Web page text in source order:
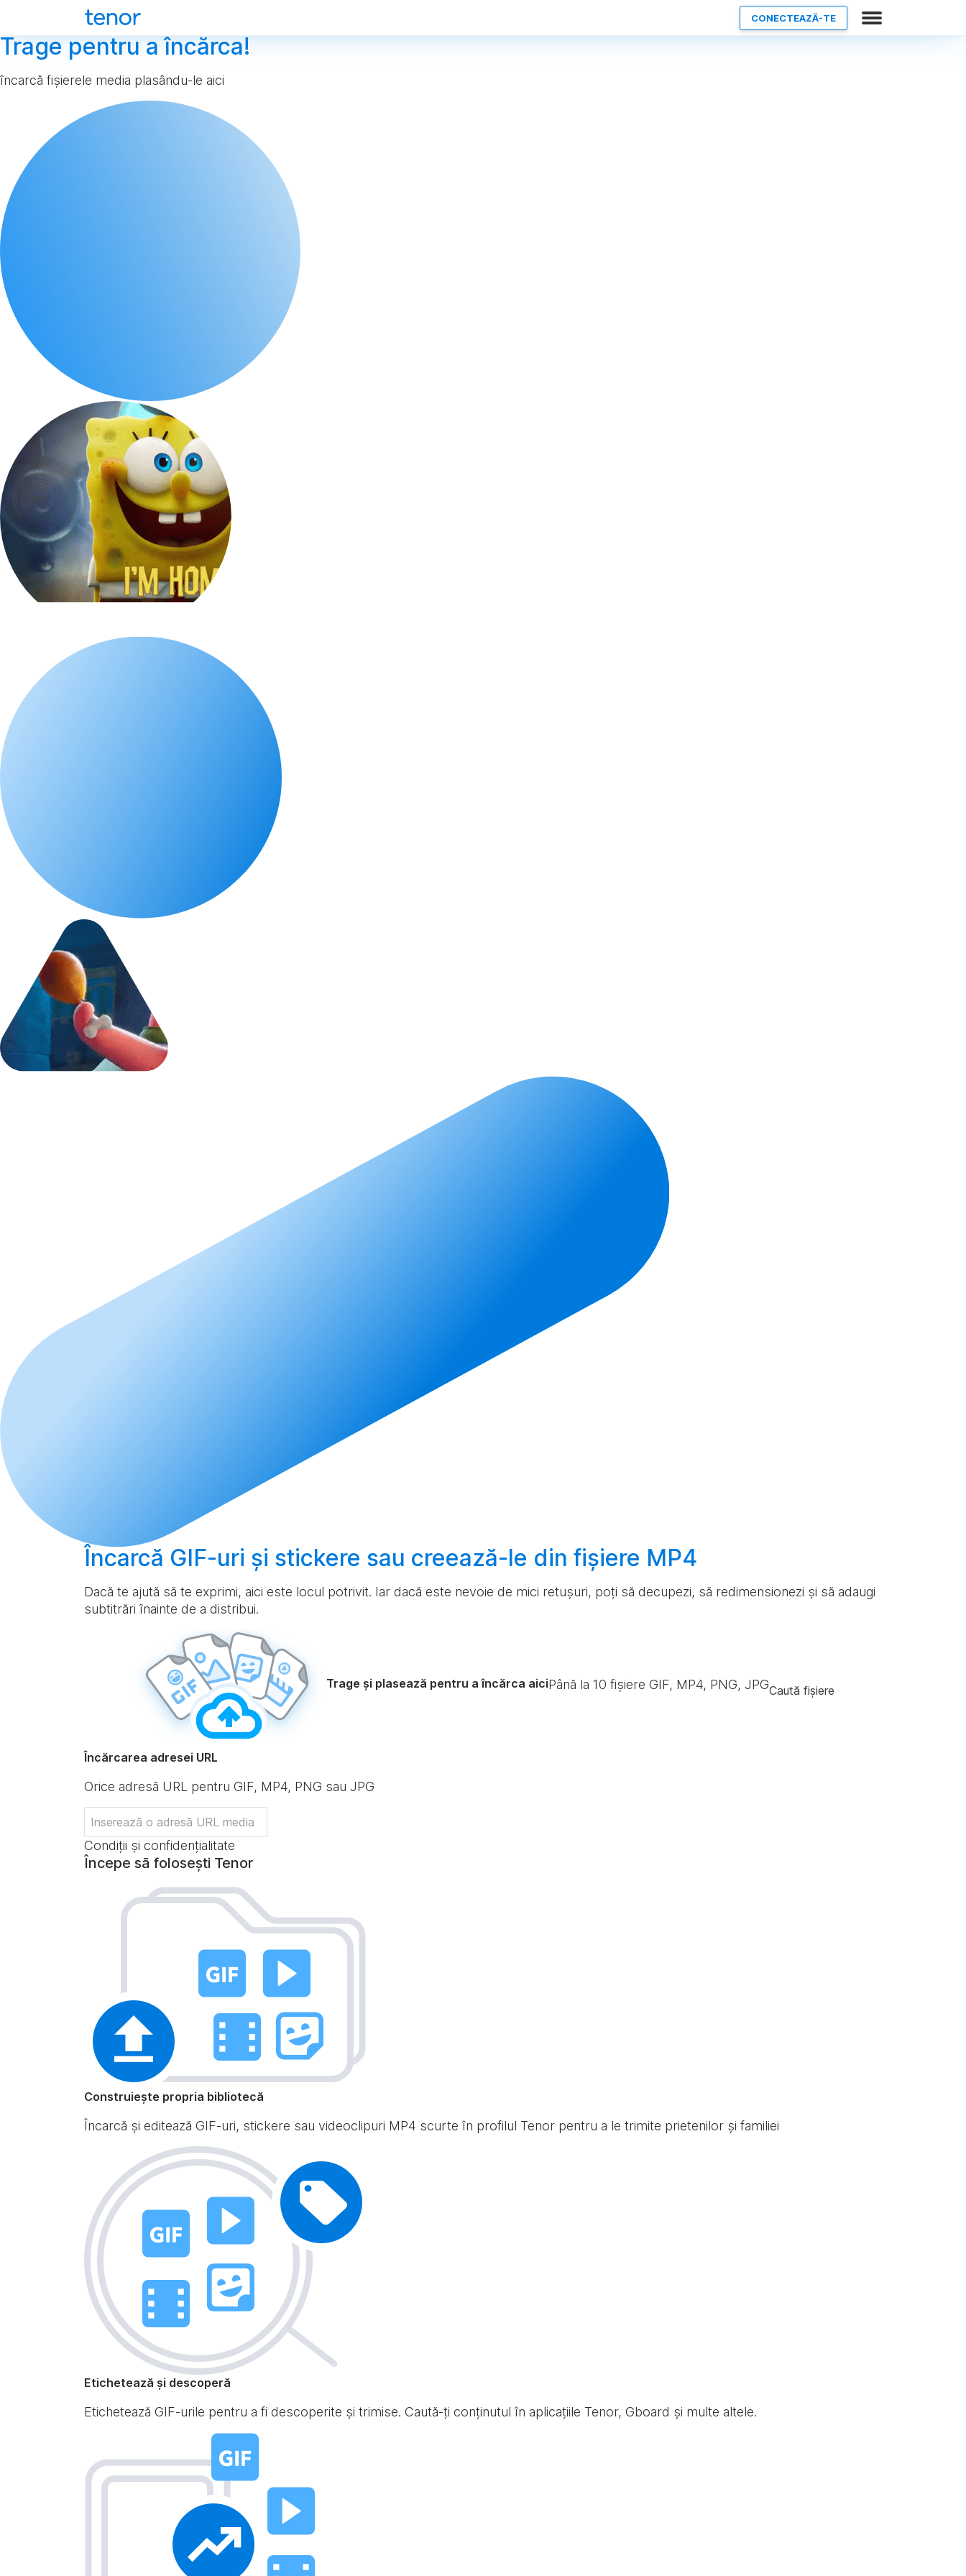
CONECTEAZĂ-TE
Trage pentru a încărca!
încarcă fișierele media plasându-le aici
Încarcă GIF-uri și stickere sau creează-le din fișiere MP4
Dacă te ajută să te exprimi, aici este locul potrivit. Iar dacă este nevoie de mici retușuri, poți să decupezi, să redimensionezi și să adaugi
subtitrări înainte de a distribui.
Trage și plasează pentru a încărca aiciPână la 10 fișiere GIF, MP4, PNG, JPGCaută fișiere
Încărcarea adresei URL
Orice adresă URL pentru GIF, MP4, PNG sau JPG
Condiții și confidențialitate
Începe să folosești Tenor
Construiește propria bibliotecă
Încarcă și editează GIF-uri, stickere sau videoclipuri MP4 scurte în profilul Tenor pentru a le trimite prietenilor și familiei
Etichetează și descoperă
Etichetează GIF-urile pentru a fi descoperite și trimise. Caută-ți conținutul în aplicațiile Tenor, Gboard și multe altele.